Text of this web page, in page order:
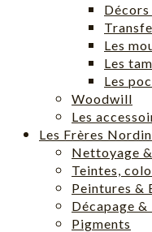
Les
Les
Les
Woodwill
Les
Les Frères Nordin
Nettoyage
Teintes,
Peintures &
Décapage
Pigments